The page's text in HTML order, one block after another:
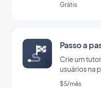
Grátis
Passo a
Crie um
usuários na
app
$5/mês